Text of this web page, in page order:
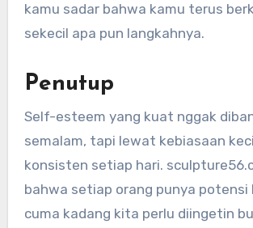
kamu sadar bahwa kamu terus
sekecil apa pun langkahnya.
Penutup
Self-esteem yang kuat nggak
semalam, tapi lewat kebiasaan
konsisten setiap hari.
bahwa setiap orang punya potensi
cuma kadang kita perlu diingetin